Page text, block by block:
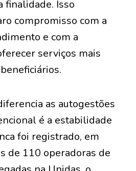
finalidade. Isso
compromisso com a
e com a
serviços mais
as autogestões
é a estabilidade
foi registrado, em
de 110 operadoras de